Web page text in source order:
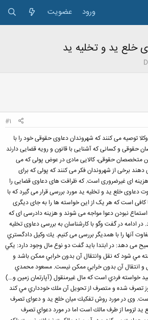
ورود عضویت
خلع ید و تخلیه ید
#1
توصیه می کنند که شهروندان دعاوی حقوقی خود را با
حقوقی و کسانی که آشنایی با قانون و رویه قضایی دارند
متخصصان حقوقی، کالایی مادی در عوض پولی که می
دهند برخی از شهروندان فکر می کنند که پولی که برای
ای غیرضروری است. که ظرافت های دعاوی قضایی را
دعاوی خلع ید و تخلیه ید مورد بررسی قرار می گیرد که با
کافی است که هر یک از این خواسته ها را به جای دیگری
استماع نبودن دعوا مواجه می شوند و هزینه دادرسی ای که
در ادامه در گفت وگو با کارشناسان به بررسی دعاوی تخلیه
آنها را با همدیگر بررسی می کنیم. یك وكیل دادگستري
می دهد: در ابتدا باید گفت دو نوع مال وجود دارد: یكي
مي شود كه نقل وانتقال آن بدون خرابي ممكن باشد و
و انتقال آن بدون خرابي ممكن نیست. مسعود محمدي
خواسته فردي است كه مال غیرمنقول (آپارتمان زمین و...)
تصرف شده و متصرف از تحویل آن ملك خودداري مي كند
وی در مورد روش تفكیك میان خلع ید و دعوای تصرف
لزوما از طرف مالك است اما در مورد دعواي تصرف